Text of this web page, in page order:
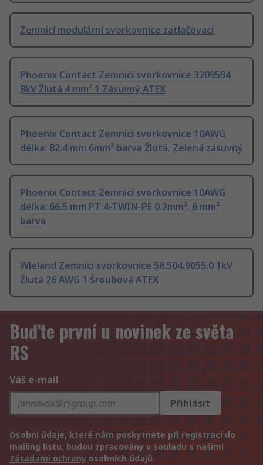
Zemnicí modulární svorkovnice zatlačovací
Phoenix Contact Zemnicí svorkovnice 3209594
8kV Žlutá 4 mm² 1 Zásuvný ATEX
Phoenix Contact Zemnicí svorkovnice 10AWG
délka: 82.4 mm 6mm² barva Žlutá, Zelená zásuvný
Phoenix Contact Zemnicí svorkovnice 10AWG
délka: 66.5 mm PT 4-TWIN-PE 0.2mm², 6 mm²
barva
Wieland Zemnicí svorkovnice 58.504.9055.0 1kV
Žlutá 26 AWG 1 Šroubová ATEX
Buďte první u novinek ze světa
RS
Váš e-mail
Přihlásit
Osobní údaje, které nám poskytnete při registraci do
mailing listu, budou zpracovány v souladu s našimi
Zásadami ochrany osobních údajů.